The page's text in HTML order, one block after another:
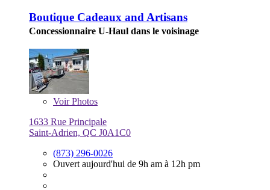
Boutique Cadeaux and Artisans
Concessionnaire U-Haul dans le voisinage
VoirPhotos
1633 Rue Principale
Saint-Adrien, QC J0A1C0
(873) 296-0026
Ouvert aujourd'hui de 9h am à 12h pm